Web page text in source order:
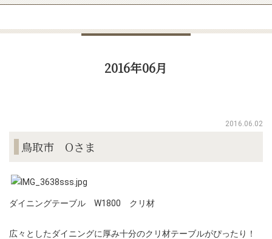
2016年06月
2016.06.02
鳥取市 Oさま
ダイニングテーブル W1800 クリ材
広々としたダイニングに厚み十分のクリ材テーブルがぴったり！